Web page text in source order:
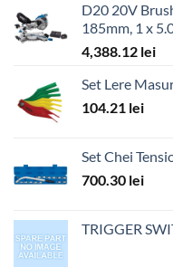
D20 20V
185mm, 1 x
4,388.12 lei
Set Lere
104.21 lei
Set Chei
700.30 lei
TRIGGER